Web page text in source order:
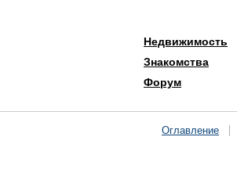
Недвижимость
Знакомства
Форум
Оглавление